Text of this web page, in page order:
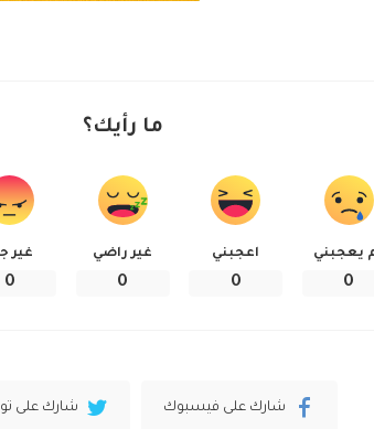
ما رأيك؟
يعجبني
0
اعجبني
0
غير راضي
0
غير
0
شارك على فيسبوك شارك على